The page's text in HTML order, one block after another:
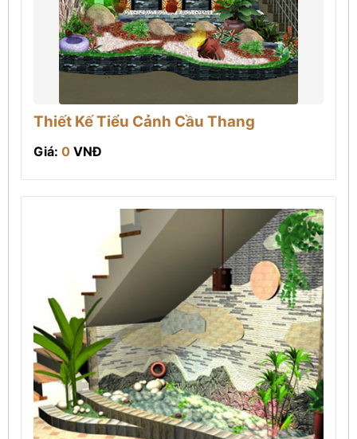
Thiết Kế Tiểu Cảnh Cầu Thang
Giá: 0 VNĐ